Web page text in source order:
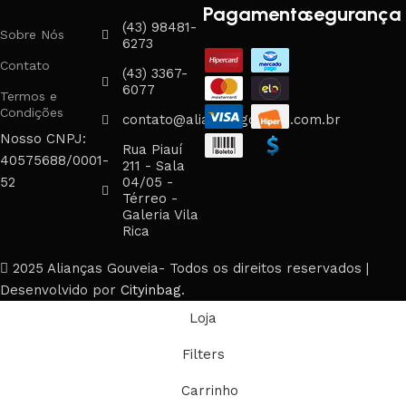
Sobre Nós
Contato
Termos e
Condições
Nosso CNPJ:
40575688/0001-
52
(43) 98481-
6273
(43) 3367-
6077
contato@aliancasgouveia.com.br
Rua Piauí
211 - Sala
04/05 -
Térreo -
Galeria Vila
Rica
Pagamentosegurança
2025 Alianças Gouveia- Todos os direitos reservados |
Desenvolvido por Cityinbag.
Loja
Filters
Carrinho